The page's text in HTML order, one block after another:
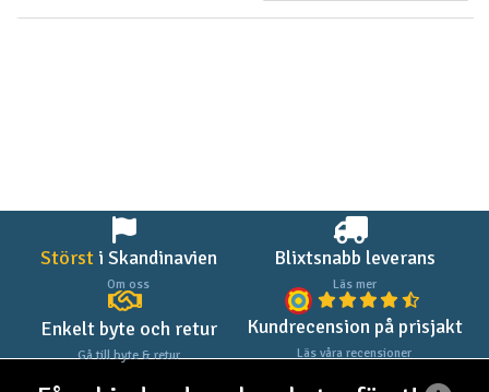
Störsti Skandinavien
Om oss
Blixtsnabb leverans
Läs mer
Enkelt byte och retur
Gå till byte & retur
Kundrecension på prisjakt
Läs våra recensioner